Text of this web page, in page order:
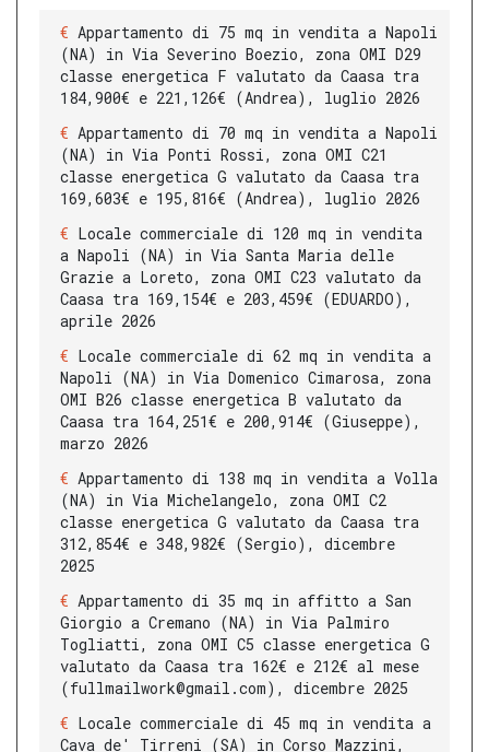
Appartamento di 75 mq in vendita a Napoli
(NA) in Via Severino Boezio, zona OMI D29
classe energetica F valutato da Caasa tra
184,900€ e 221,126€ (Andrea), luglio 2026
Appartamento di 70 mq in vendita a Napoli
(NA) in Via Ponti Rossi, zona OMI C21
classe energetica G valutato da Caasa tra
169,603€ e 195,816€ (Andrea), luglio 2026
Locale commerciale di 120 mq in vendita
a Napoli (NA) in Via Santa Maria delle
Grazie a Loreto, zona OMI C23 valutato da
Caasa tra 169,154€ e 203,459€ (EDUARDO),
aprile 2026
Locale commerciale di 62 mq in vendita a
Napoli (NA) in Via Domenico Cimarosa, zona
OMI B26 classe energetica B valutato da
Caasa tra 164,251€ e 200,914€ (Giuseppe),
marzo 2026
Appartamento di 138 mq in vendita a Volla
(NA) in Via Michelangelo, zona OMI C2
classe energetica G valutato da Caasa tra
312,854€ e 348,982€ (Sergio), dicembre
2025
Appartamento di 35 mq in affitto a San
Giorgio a Cremano (NA) in Via Palmiro
Togliatti, zona OMI C5 classe energetica G
valutato da Caasa tra 162€ e 212€ al mese
(fullmailwork@gmail.com), dicembre 2025
Locale commerciale di 45 mq in vendita a
Cava de' Tirreni (SA) in Corso Mazzini,